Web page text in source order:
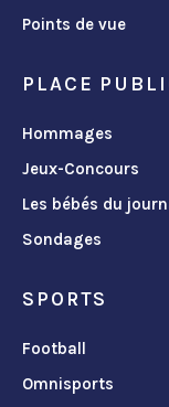
Points de vue
PLACE
Hommages
Jeux-Concours
Les bébés du
Sondages
SPORTS
Football
Omnisports